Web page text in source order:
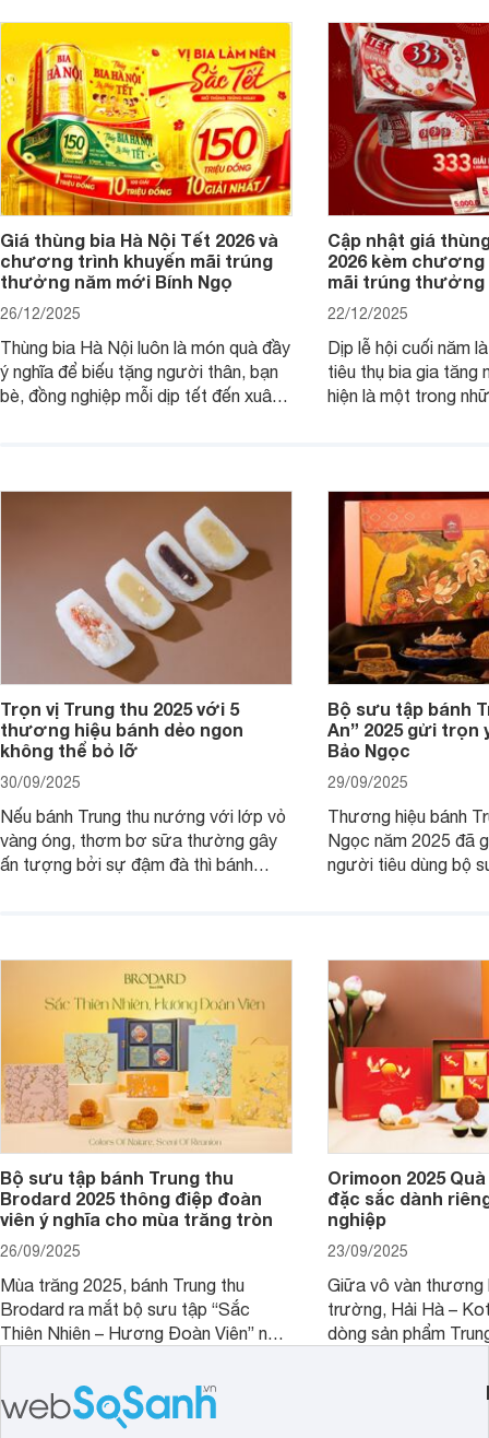
Giá thùng bia Hà Nội Tết 2026 và
chương trình khuyến mãi trúng
thưởng năm mới Bính Ngọ
26/12/2025
Thùng bia Hà Nội luôn là món quà đầy
ý nghĩa để biếu tặng người thân, bạn
bè, đồng nghiệp mỗi dịp tết đến xuân
trúng thưởng của bia Hà Nội thì dưới
đây là các thông tin hữu ích cho bạn.
Cập nhật giá
2026 kèm
mãi trúng thưởng
22/12/2025
Dịp lễ hội cuối năm
tiêu thụ bia gia tăng
hiện là một trong
trúng thưởng của
Tết Bính Ngọ 2026.
Trọn vị Trung thu 2025 với 5
thương hiệu bánh dẻo ngon
không thể bỏ lỡ
30/09/2025
Nếu bánh Trung thu nướng với lớp vỏ
vàng óng, thơm bơ sữa thường gây
ấn tượng bởi sự đậm đà thì bánh
Bộ sưu tập bánh
An” 2025 gửi
Bảo Ngọc
29/09/2025
Thương hiệu bánh
Ngọc năm 2025 đã
người tiêu dùng bộ
sưu tập này nhé.
Bộ sưu tập bánh Trung thu
Brodard 2025 thông điệp đoàn
viên ý nghĩa cho mùa trăng tròn
26/09/2025
Mùa trăng 2025, bánh Trung thu
Brodard ra mắt bộ sưu tập “Sắc
Thiên Nhiên – Hương Đoàn Viên” nơi
hương vị tinh tuyển. Mỗi hộp bánh là
một bức họa thiên nhiên sống động, là
cánh chim tung bay, là hoa lá khẽ nở,
Orimoon 2025
đặc sắc dành
nghiệp
23/09/2025
Giữa vô vàn thương
trường, Hải Hà –
dòng sản phẩm
quà tặng, mà còn
hảo cho doanh